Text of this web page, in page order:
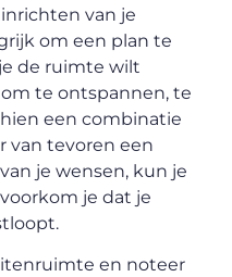
van je
om een plan te
de ruimte wilt
te ontspannen, te
een combinatie
van tevoren een
je wensen, kun je
je dat je
en noteer